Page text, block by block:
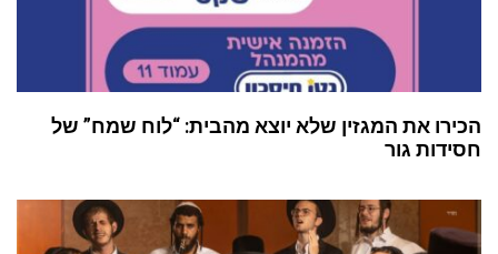
הכירו את המגזין שלא יוצא מהבית: “לוח שמח” של
חסידות גור